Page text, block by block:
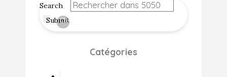
Search
Submit
Clear
Catégories